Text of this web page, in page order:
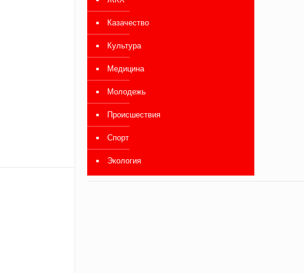
Казачество
Культура
Медицина
Молодежь
Происшествия
Спорт
Экология